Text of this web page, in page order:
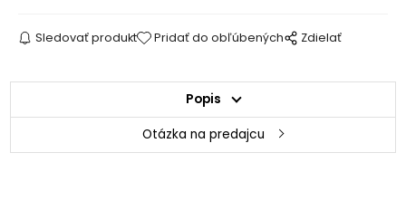
Sledovať produkt Pridať do obľúbených Zdielať
Popis
Otázka na predajcu